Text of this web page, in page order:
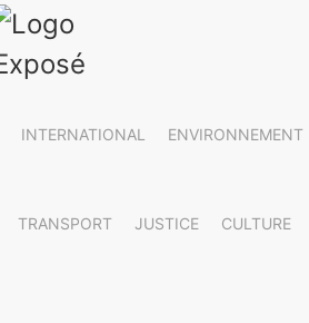
INTERNATIONAL ENVIRONNEMENT
TRANSPORT JUSTICE CULTURE